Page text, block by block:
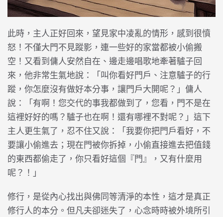
此時，主人正好回來，望見家中凌亂的情形，感到很憤
怒！不僅大門不見蹤影，連一些好的家當都被小偷搬
空！又看到傭人安然自在、邊走邊唱歌地牽著驢子回
來，他非常生氣地說：「叫你看好門戶、注意驢子的行
蹤，你怎麼沒有做好本分事，讓門戶大開呢？」傭人
說：「有啊！您交代的事我都做到了，您看，門不是在
這裡好好的嗎？驢子也在啊！還有哪裡不對呢？」這下
主人更生氣了，忍不住又說：「我要你把門戶看好，不
要讓小偷進去；現在門被你拆掉，小偷直接進去把值錢
的東西都偷走了，你只看好這個『門』，又有什麼用
呢？！」
修行，是從內心找出與佛同等清淨的本性，這才是真正
修行人的本分。但凡夫卻迷失了，心念時時被外境所引